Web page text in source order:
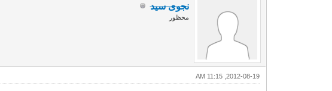
نجوى سيد
محظور
2012-08-19, 11:15 AM